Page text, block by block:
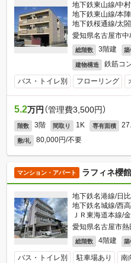
地下鉄東山線/中
地下鉄東山線/本
地下鉄桜通線/太
愛知県名古屋市中
総階数 3階建 築
建物構造 鉄筋コ
バス・トイレ別 フローリング
5.2万円 （管理費3,500円）
階数 3階 間取り 1K 専有面積
敷/礼 80,000円/不要
マンション・アパート ラフィネ櫻
地下鉄名港線/日
地下鉄名城線/西
ＪＲ東海道本線/
愛知県名古屋市熱
総階数 4階建 築
バス・トイレ別 駐車場あり 南